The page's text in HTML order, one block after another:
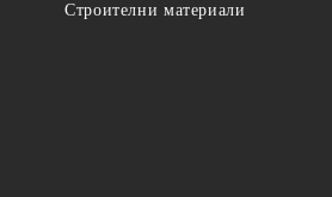
Строителни материали